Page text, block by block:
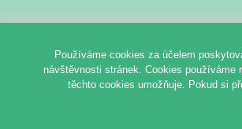
Používáme cookies za účelem
návštěvnosti stránek. Cookies používáme
těchto cookies umožňuje. Pokud si